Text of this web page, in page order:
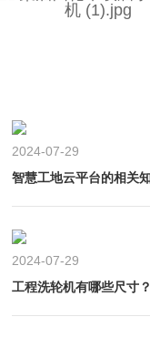
2024-07-29
智慧工地云平台的相关
2024-07-29
工程洗轮机有哪些尺寸？